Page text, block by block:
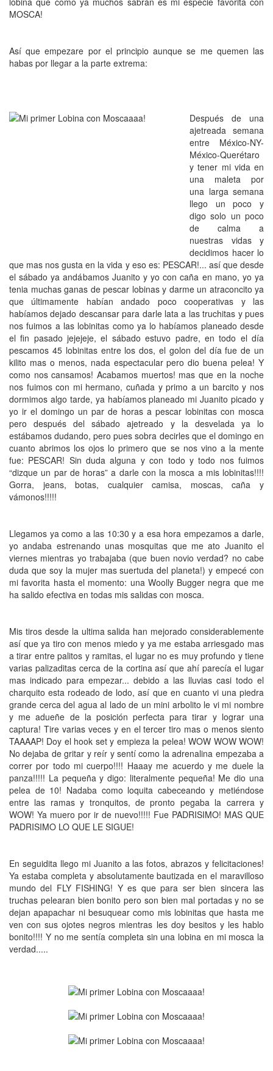
MOSCA!
Así que empezare por el principio aunque se me quemen las
habas por llegar a la parte extrema:
Después de una
ajetreada semana
entre México-NY-
México-Querétaro
y tener mi vida en
una maleta por
una larga semana
llego un poco y
digo solo un poco
de calma a
nuestras vidas y
decidimos hacer lo
que mas nos gusta en la vida y eso es: PESCAR!... así que desde
el sábado ya andábamos Juanito y yo con caña en mano, yo ya
tenia muchas ganas de pescar lobinas y darme un atraconcito ya
que últimamente habían andado poco cooperativas y las
habíamos dejado descansar para darle lata a las truchitas y pues
nos fuimos a las lobinitas como ya lo habíamos planeado desde
el fin pasado jejejeje, el sábado estuvo padre, en todo el día
pescamos 45 lobinitas entre los dos, el golon del día fue de un
kilito mas o menos, nada espectacular pero dio buena pelea! Y
como nos cansamos! Acabamos muertos! mas que en la noche
nos fuimos con mi hermano, cuñada y primo a un barcito y nos
dormimos algo tarde, ya habíamos planeado mi Juanito picado y
yo ir el domingo un par de horas a pescar lobinitas con mosca
pero después del sábado ajetreado y la desvelada ya lo
estábamos dudando, pero pues sobra decirles que el domingo en
cuanto abrimos los ojos lo primero que se nos vino a la mente
fue: PESCAR! Sin duda alguna y con todo y todo nos fuimos
“dizque un par de horas” a darle con la mosca a mis lobinitas!!!!
Gorra, jeans, botas, cualquier camisa, moscas, caña y
vámonos!!!!!
Llegamos ya como a las 10:30 y a esa hora empezamos a darle,
yo andaba estrenando unas mosquitas que me ato Juanito el
viernes mientras yo trabajaba (que buen novio verdad? no cabe
duda que soy la mujer mas suertuda del planeta!) y empecé con
mi favorita hasta el momento: una Woolly Bugger negra que me
ha salido efectiva en todas mis salidas con mosca.
Mis tiros desde la ultima salida han mejorado considerablemente
así que ya tiro con menos miedo y ya me estaba arriesgado mas
a tirar entre palitos y ramitas, el lugar no es muy profundo y tiene
varias palizaditas cerca de la cortina así que ahí parecía el lugar
mas indicado para empezar... debido a las lluvias casi todo el
charquito esta rodeado de lodo, así que en cuanto vi una piedra
grande cerca del agua al lado de un mini arbolito le vi mi nombre
y me adueñe de la posición perfecta para tirar y lograr una
captura! Tire varias veces y en el tercer tiro mas o menos siento
TAAAAP! Doy el hook set y empieza la pelea!WOW WOW WOW!
No dejaba de gritar y reír y sentí como la adrenalina empezaba a
correr por todo mi cuerpo!!!! Haaay me acuerdo y me duele la
panza!!!!! La pequeña y digo: literalmente pequeña! Me dio una
pelea de 10! Nadaba como loquita cabeceando y metiéndose
entre las ramas y tronquitos, de pronto pegaba la carrera y
WOW! Ya muero por ir de nuevo!!!!! Fue PADRISIMO! MAS QUE
PADRISIMO LO QUE LE SIGUE!
En seguidita llego mi Juanito a las fotos, abrazos y felicitaciones!
Ya estaba completa y absolutamente bautizada en el maravilloso
mundo del FLY FISHING! Y es que para ser bien sincera las
truchas pelearan bien bonito pero son bien mal portadas y no se
dejan apapachar ni besuquear como mis lobinitas que hasta me
ven con sus ojotes negros mientras les doy besitos y les hablo
bonito!!!! Y no me sentía completa sin una lobina en mi mosca la
verdad.....